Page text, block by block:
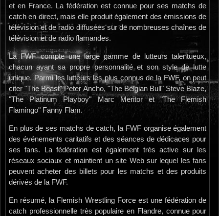
et en France. La fédération est connue pour ses matchs de
catch en direct, mais elle produit également des émissions de
télévision et de radio diffusées sur de nombreuses chaînes de
télévision et de radio flamandes.
La FWF compte une large gamme de lutteurs talentueux,
chacun ayant sa propre personnalité et son style de lutte
unique. Parmi les lutteurs les plus connus de la FWF, on peut
citer "The Beast" Peter Ancho, "The Belgian Bull" Steve Blaze,
"The Platinum Playboy" Marc Meritor et "The Flemish
Flamingo" Fanny Flam.
En plus de ses matchs de catch, la FWF organise également
des événements caritatifs et des séances de dédicaces pour
ses fans. La fédération est également très active sur les
réseaux sociaux et maintient un site Web sur lequel les fans
peuvent acheter des billets pour les matchs et des produits
dérivés de la FWF.
En résumé, la Flemish Wrestling Force est une fédération de
catch professionnelle très populaire en Flandre, connue pour